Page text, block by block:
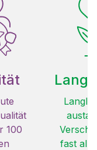
100
fast